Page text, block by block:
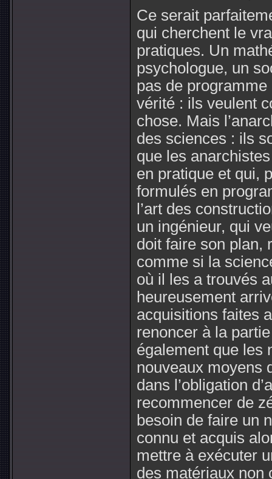
Ce serait
qui cherchent le
pratiques. Un
psychologue, un
pas de
vérité : ils veulent
chose. Mais
des sciences : ils
que les
en pratique et qui,
formulés en
l’art des
un ingénieur, qui
doit faire son plan,
comme si la
où il les a trouvés
heureusement
acquisitions faites
renoncer à la
également que les
nouveaux moyens
dans l’obligation
recommencer de
besoin de faire un
connu et acquis
mettre à exécuter
des matériaux non